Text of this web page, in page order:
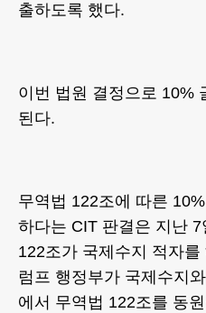
출하도록 했다.
이번 법원 결정으로 10%
된다.
무역법 122조에 따른
하다는 CIT 판결은 지난
122조가 국제수지 적자
럼프 행정부가 국제수지
에서 무역법 122조를 동